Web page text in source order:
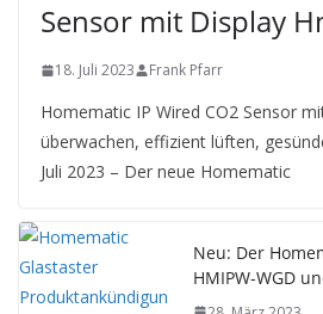
Sensor mit Display
18. Juli 2023 Frank Pfarr
Homematic IP Wired CO2 Sensor
überwachen, effizient lüften,
Juli 2023 – Der neue Homematic
Neu: Der
HMIPW-WGD